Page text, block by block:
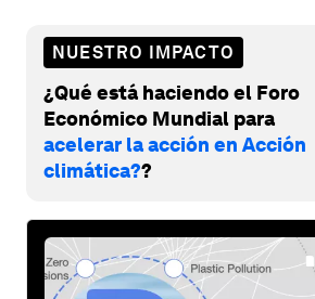
NUESTRO IMPACTO
¿Qué está haciendo el Foro
Económico Mundial para
acelerar la acción en Acción
climática??